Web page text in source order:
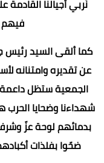
نُربي أجيالنا
فيهم
كما ألقى السيد رئيس
عن تقديره وامتنانه
الجمعية ستظل
شهداءنا وضحايا
بدمائهم لوحة عزّ
ضحّوا بفلذات